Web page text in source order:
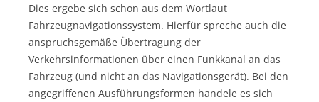
Dies ergebe sich schon aus dem Wortlaut
Fahrzeugnavigationssystem. Hierfür spreche auch die
anspruchsgemäße Übertragung der
Verkehrsinformationen über einen Funkkanal an das
Fahrzeug (und nicht an das Navigationsgerät). Bei den
angegriffenen Ausführungsformen handele es sich